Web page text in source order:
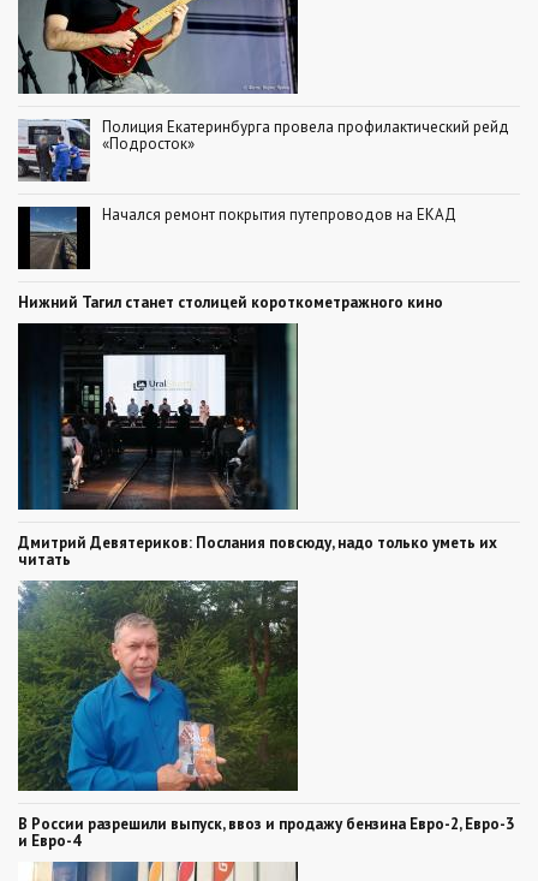
Полиция Екатеринбурга провела профилактический рейд
«Подросток»
Начался ремонт покрытия путепроводов на ЕКАД
Нижний Тагил станет столицей короткометражного кино
Дмитрий Девятериков: Послания повсюду, надо только уметь их
читать
В России разрешили выпуск, ввоз и продажу бензина Евро-2, Евро-3
и Евро-4